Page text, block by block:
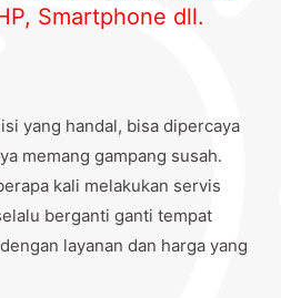
Smartphone dll.
yang handal, bisa dipercaya
memang gampang susah.
kali melakukan servis
berganti ganti tempat
layanan dan harga yang